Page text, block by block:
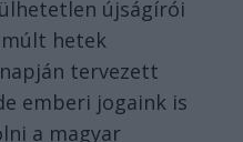
újságírói
hetek
tervezett
emberi jogaink is
a magyar